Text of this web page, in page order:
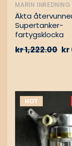
MARIN INREDNING
Äkta
Supertanker-
fartygsklocka
kr1,222.00 kr
HOT